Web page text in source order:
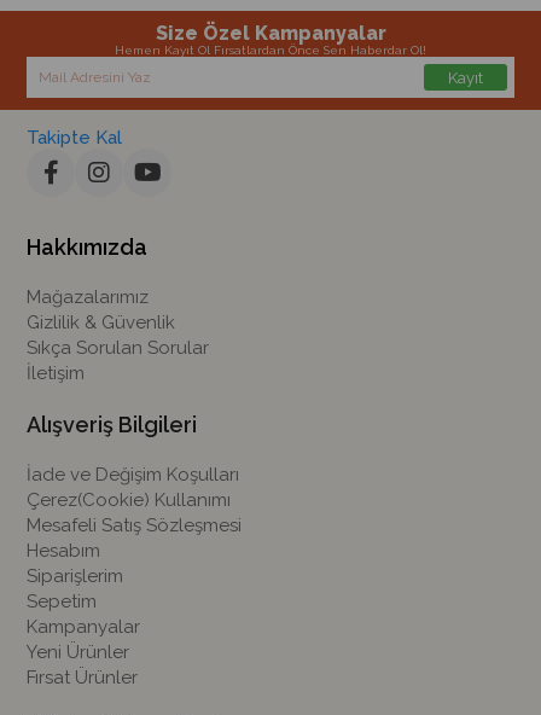
Size Özel Kampanyalar
Hemen Kayıt Ol Fırsatlardan Önce Sen Haberdar Ol!
Kayıt
Takipte Kal
Hakkımızda
Mağazalarımız
Gizlilik & Güvenlik
Sıkça Sorulan Sorular
İletişim
Alışveriş Bilgileri
İade ve Değişim Koşulları
Çerez(Cookie) Kullanımı
Mesafeli Satış Sözleşmesi
Hesabım
Siparişlerim
Sepetim
Kampanyalar
Yeni Ürünler
Fırsat Ürünler